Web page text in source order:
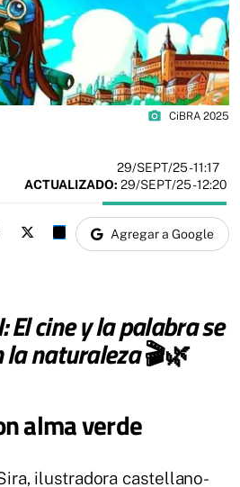
photo_camera CiBRA 2025
29/SEPT/25- 11:17
ACTUALIZADO: 29/SEPT/25 - 12:20
Agregar a Google
El cine y la palabra se
la naturaleza🎬🌿
alma verde
ilustradora castellano-